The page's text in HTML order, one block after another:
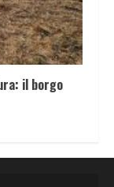
il borgo